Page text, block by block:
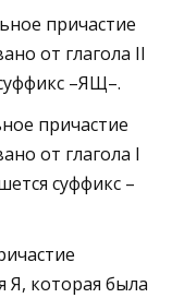
причастие
от глагола II
–ЯЩ–.
причастие
от глагола I
суффикс –
Я, которая была